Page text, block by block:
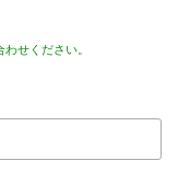
せください。